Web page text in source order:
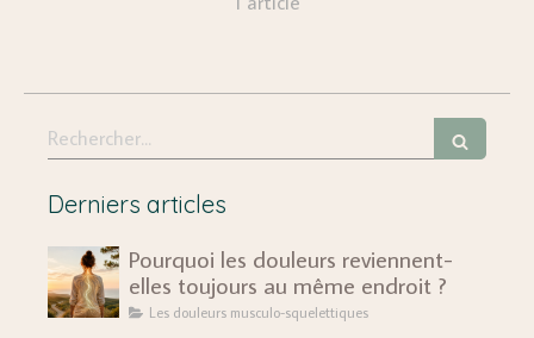
Rechercher
Derniers articles
Pourquoi les douleurs reviennent-
elles toujours au même endroit ?
Les douleurs musculo-squelettiques